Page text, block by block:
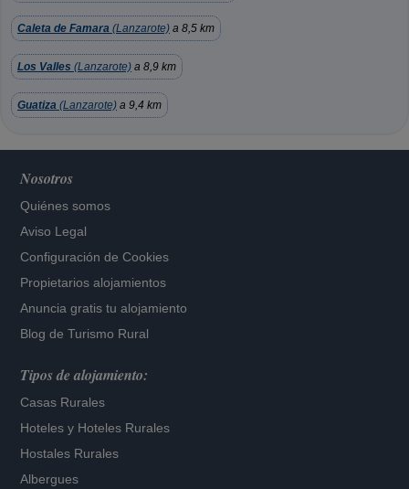
Caleta de Famara (Lanzarote) a 8,5 km
Los Valles (Lanzarote) a 8,9 km
Guatiza (Lanzarote) a 9,4 km
Nosotros
Quiénes somos
Aviso Legal
Configuración de Cookies
Propietarios alojamientos
Anuncia gratis tu alojamiento
Blog de Turismo Rural
Tipos de alojamiento:
Casas Rurales
Hoteles y Hoteles Rurales
Hostales Rurales
Albergues